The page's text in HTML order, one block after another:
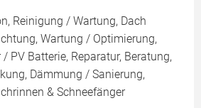
Reinigung / Wartung, Dach
Wartung / Optimierung,
PV Batterie, Reparatur, Beratung,
Dämmung / Sanierung,
& Schneefänger